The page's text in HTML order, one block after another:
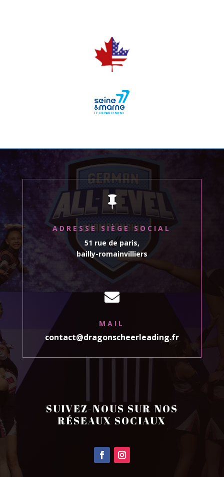

ADRESSE SIÈGE SOCIAL
51 rue de paris,
bailly-romainvilliers

MAIL
contact@dragonscheerleading.fr
SUIVEZ-NOUS SUR NOS
RÉSEAUX SOCIAUX